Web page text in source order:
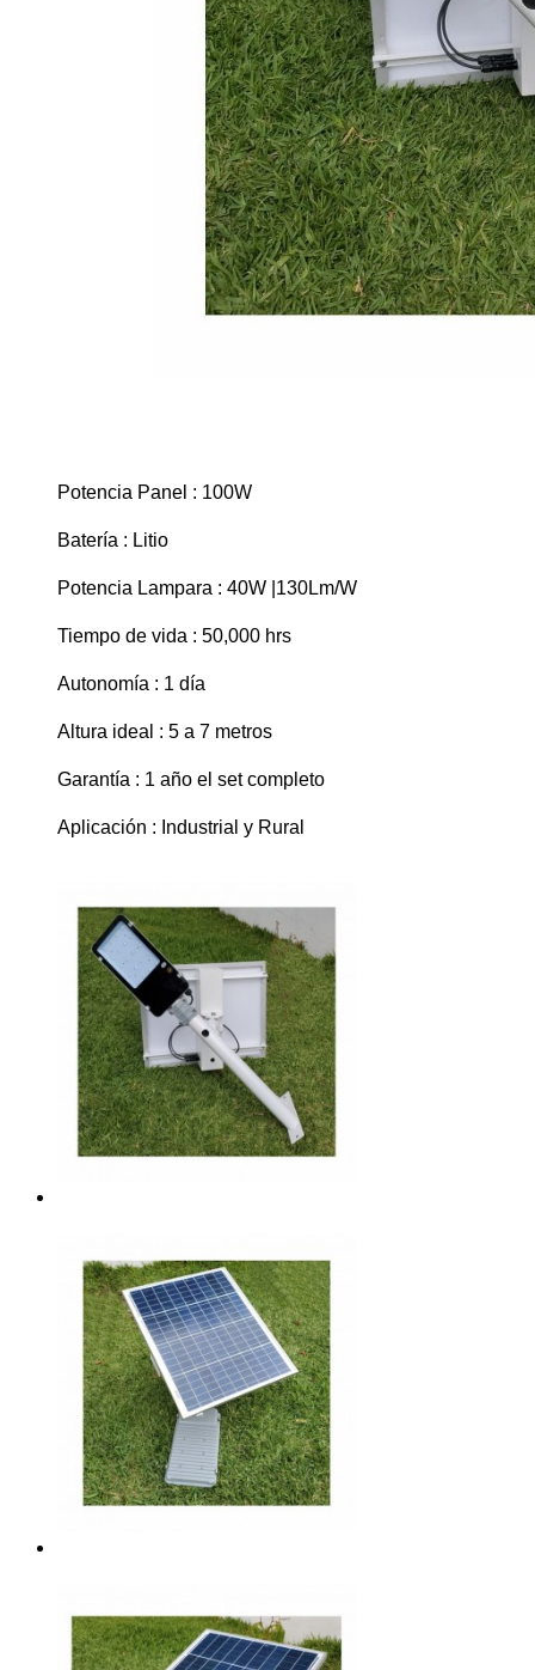
Potencia Panel : 100W
Batería : Litio
Potencia Lampara : 40W |130Lm/W
Tiempo de vida : 50,000 hrs
Autonomía : 1 día
Altura ideal : 5 a 7 metros
Garantía : 1 año el set completo
Aplicación : Industrial y Rural